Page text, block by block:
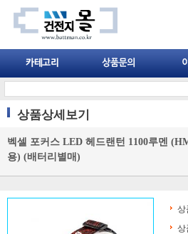
상품상세보기
벡셀 포커스 LED 헤드랜턴 1100루멘
용) (배터리별매)
상
상